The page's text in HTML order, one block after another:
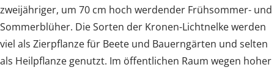
zweijähriger, um 70 cm hoch werdender Frühsommer- und
Sommerblüher. Die Sorten der Kronen-Lichtnelke werden
viel als Zierpflanze für Beete und Bauerngärten und selten
als Heilpflanze genutzt. Im öffentlichen Raum wegen hoher